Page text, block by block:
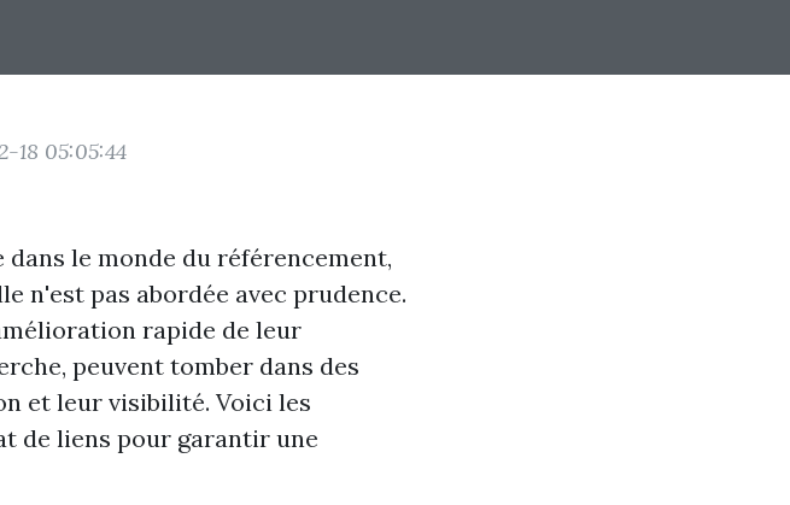
18 05:05:44
le monde du référencement,
n'est pas abordée avec prudence.
rapide de leur
peuvent tomber dans des
et leur visibilité. Voici les
de liens pour garantir une